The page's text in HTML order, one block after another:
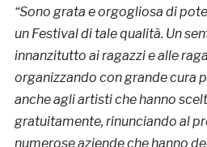
“Sono grata e orgogliosa di
un Festival di tale qualità. Un
innanzitutto ai ragazzi e alle
organizzando con grande cura
anche agli artisti che hanno
gratuitamente, rinunciando al
numerose aziende che hanno